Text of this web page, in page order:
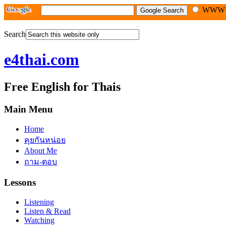
WWW
Search
e4thai.com
Free English for Thais
Main Menu
Home
คุยกันหน่อย
About Me
ถาม-ตอบ
Lessons
Listening
Listen & Read
Watching